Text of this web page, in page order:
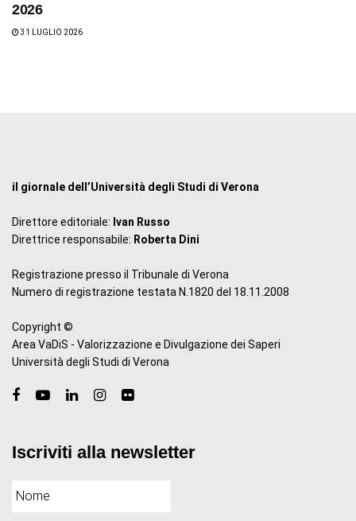
2026
31 LUGLIO 2026
il giornale dell’Università degli Studi di Verona
Direttore editoriale: Ivan Russo
Direttrice responsabile: Roberta Dini
Registrazione presso il Tribunale di Verona
Numero di registrazione testata N.1820 del 18.11.2008
Copyright ©
Area VaDiS - Valorizzazione e Divulgazione dei Saperi
Università degli Studi di Verona
Iscriviti alla newsletter